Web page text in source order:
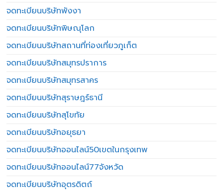
จดทะเบียนบริษัทพังงา
จดทะเบียนบริษัทพิษณุโลก
จดทะเบียนบริษัทสถานที่ท่องเที่ยวภูเก็ต
จดทะเบียนบริษัทสมุทรปราการ
จดทะเบียนบริษัทสมุทรสาคร
จดทะเบียนบริษัทสุราษฎร์ธานี
จดทะเบียนบริษัทสุโขทัย
จดทะเบียนบริษัทอยุธยา
จดทะเบียนบริษัทออนไลน์50เขตในกรุงเทพ
จดทะเบียนบริษัทออนไลน์77จังหวัด
จดทะเบียนบริษัทอุตรดิตถ์